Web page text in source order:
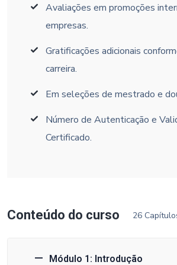
Avaliações em promoções
empresas.
Gratificações adicionais
carreira.
Em seleções de mestrado e
Número de Autenticação e
Certificado.
Conteúdo do curso 26
Módulo 1: Introdução